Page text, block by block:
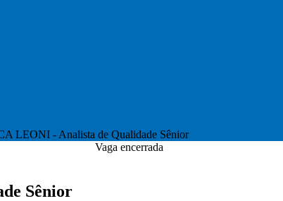
LEONI - Analista de Qualidade Sênior
Vaga encerrada
Sênior